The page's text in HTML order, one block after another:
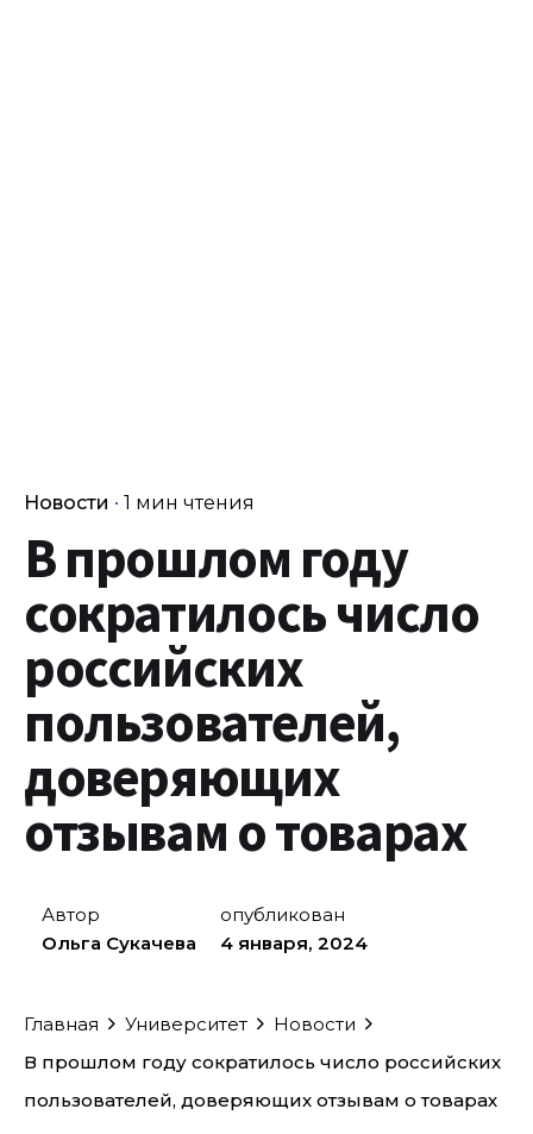
Новости 1 мин чтения
В прошлом году
сократилось число
российских
пользователей,
доверяющих
отзывам о товарах
Автор
Ольга Сукачева
опубликован
4 января, 2024
Главная Университет
Новости
В прошлом году сократилось число российских
пользователей, доверяющих отзывам о товарах